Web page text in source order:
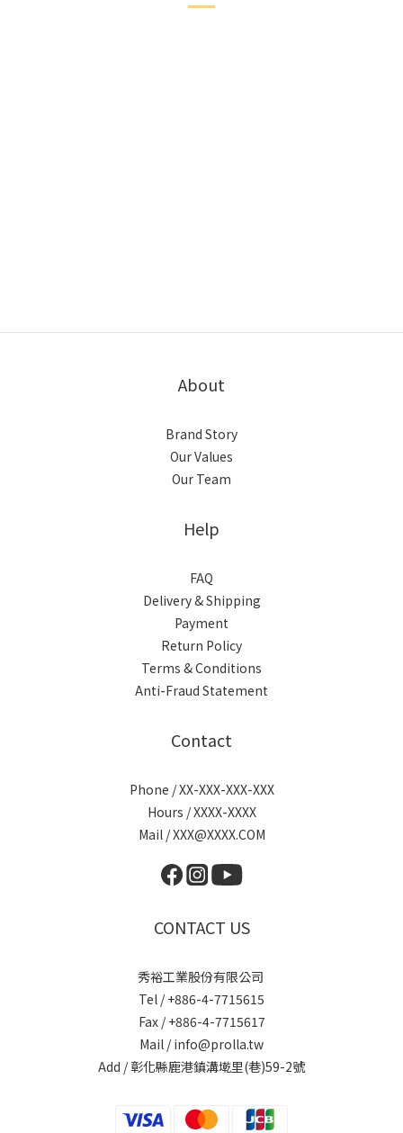
About
Brand Story
Our Values
Our Team
Help
FAQ
Delivery & Shipping
Payment
Return Policy
Terms & Conditions
Anti-Fraud Statement
Contact
Phone / XX-XXX-XXX-XXX
Hours / XXXX-XXXX
Mail / XXX@XXXX.COM
CONTACT US
秀裕工業股份有限公司
Tel / +886-4-7715615
Fax / +886-4-7715617
Mail / info@prolla.tw
Add / 彰化縣鹿港鎮溝墘里(巷)59-2號